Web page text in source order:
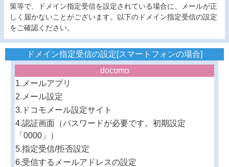
策等で、ドメイン指定受信を設定されている場合に、メールが正
しく届かないことがございます。以下のドメイン指定受信の設定
をご確認ください。
ドメイン指定受信の設定[スマートフォンの場合]
docomo
1.メールアプリ
2.メール設定
3.ドコモメール設定サイト
4.認証画面（パスワードが必要です。初期設定
「0000」）
5.指定受信/拒否設定
6.受信するメールアドレスの設定